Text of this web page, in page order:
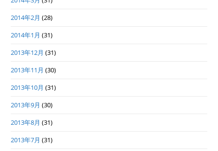
2014年2月 (28)
2014年1月 (31)
2013年12月 (31)
2013年11月 (30)
2013年10月 (31)
2013年9月 (30)
2013年8月 (31)
2013年7月 (31)